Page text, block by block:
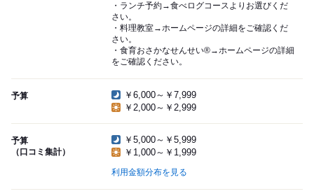
・ランチ予約→食べログコースよりお選びくだ
さい。
・料理教室→ホームページの詳細をご確認くだ
さい。
・食育おさかなせんせい®︎→ホームページの詳細
をご確認ください。
予算
￥6,000～￥7,999
￥2,000～￥2,999
予算
（口コミ集計）
￥5,000～￥5,999
￥1,000～￥1,999
利用金額分布を見る